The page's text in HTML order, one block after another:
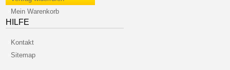
Mein Warenkorb
HILFE
Kontakt
Sitemap